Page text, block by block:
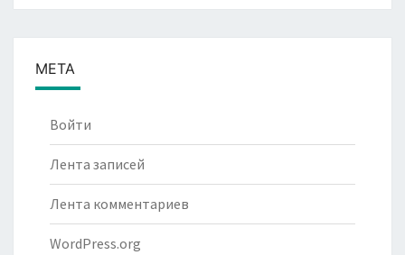
МЕТА
Войти
Лента записей
Лента комментариев
WordPress.org